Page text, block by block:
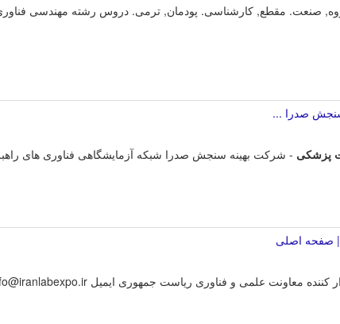
صنعت. مقطع, کارشناسی. پودمان, ترمی. دروس رشته مهندسی
صدرا ...
پزشکی - شرکت بهینه سنجش صدرا شبکه آزمایشگاهی فناوری های
| صفحه اصلی